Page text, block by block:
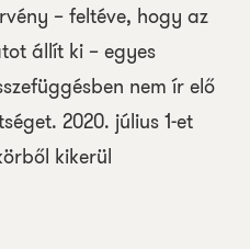
– feltéve, hogy az
állít ki – egyes
nem ír elő
2020. július 1-et
kikerül